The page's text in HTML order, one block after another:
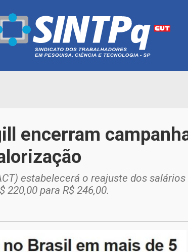
encerram
estabelecerá o reajuste dos
para R$ 246,00.